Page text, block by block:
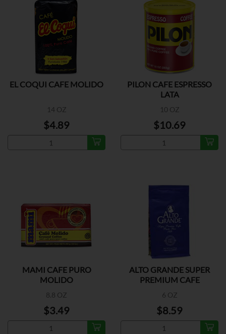
EL COQUI CAFE MOLIDO
14 OZ
$4.89
PILON CAFE ESPRESSO
LATA
10 OZ
$10.69
MAMI CAFE PURO
MOLIDO
8.8 OZ
$3.49
ALTO GRANDE SUPER
PREMIUM CAFE
6 OZ
$8.59